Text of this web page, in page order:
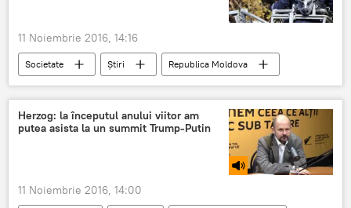
11 Noiembrie 2016, 14:16
Societate Știri
Republica Moldova
incendiu
Chişinău
depozit
Uzinelor
Herzog: la începutul anului viitor am
putea asista la un summit Trump-Putin
11 Noiembrie 2016, 14:00